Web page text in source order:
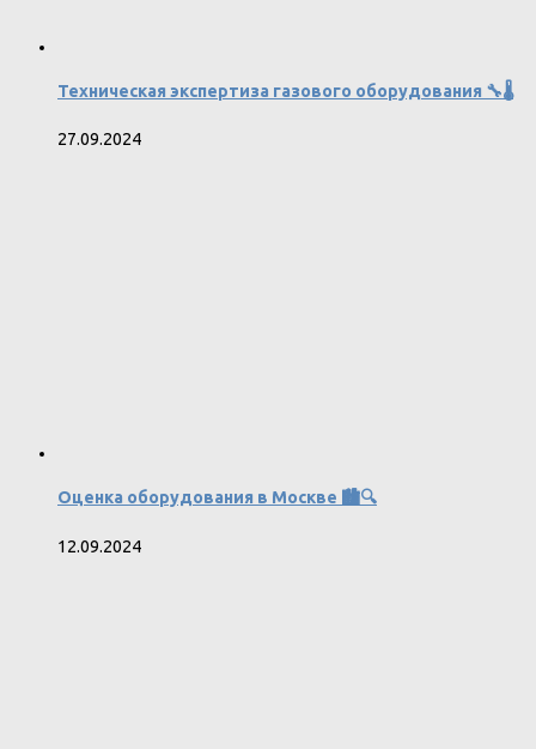
Техническая экспертиза газового оборудования 🔧🌡️
27.09.2024
Оценка оборудования в Москве 🏙️🔍
12.09.2024